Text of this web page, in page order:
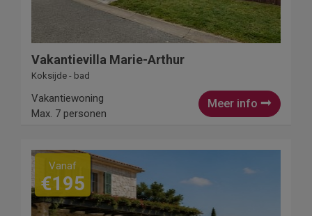
Vakantievilla Marie-Arthur
Koksijde - bad
Meer info
Vakantiewoning
Max. 7 personen
Vanaf
€195